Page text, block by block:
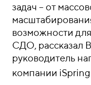
задач – от
возможности
СДО, рассказал
руководитель
компании